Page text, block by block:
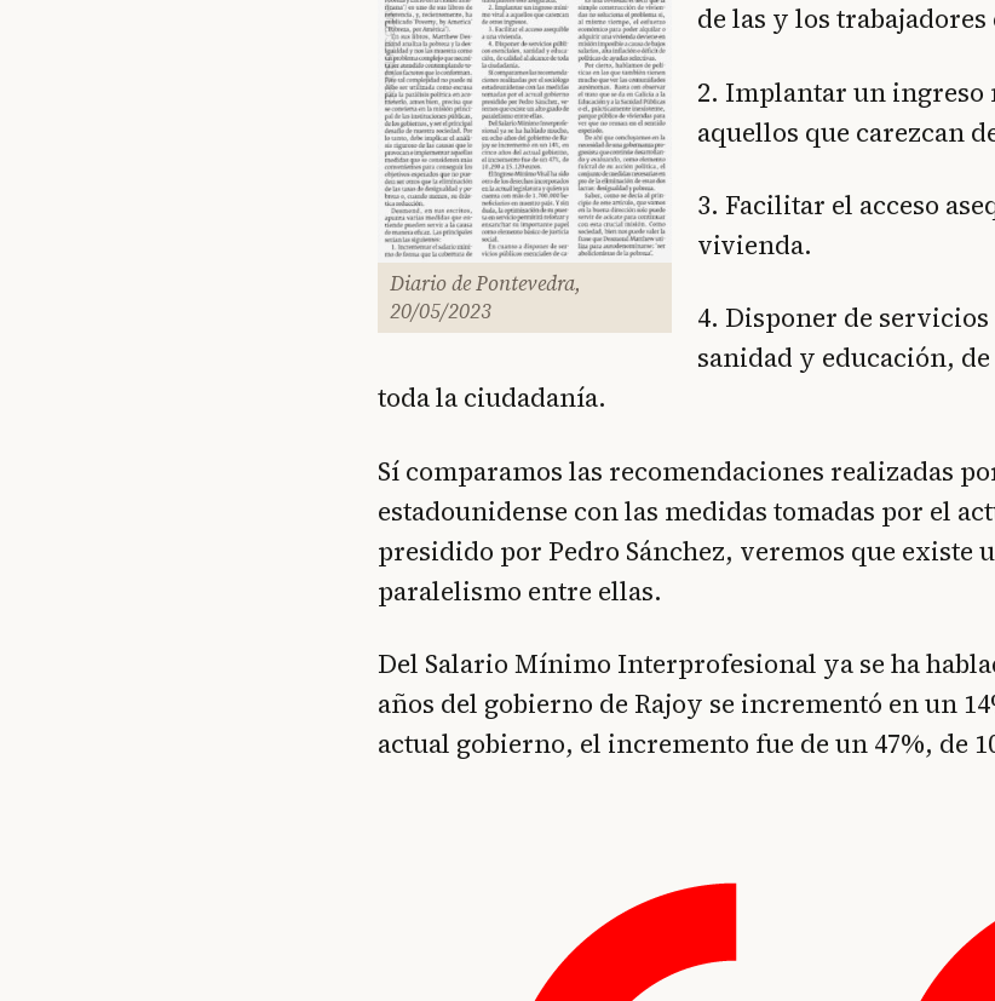
Diario de Pontevedra,
20/05/2023
de las y los trabajadores
2. Implantar un
aquellos que carezcan
3. Facilitar el acceso
vivienda.
4. Disponer de
sanidad y educación,
toda la ciudadanía.
Sí comparamos las recomendaciones realizadas
estadounidense con las medidas tomadas por el
presidido por Pedro Sánchez, veremos que existe
paralelismo entre ellas.
Del Salario Mínimo Interprofesional ya se ha
años del gobierno de Rajoy se incrementó en un
actual gobierno, el incremento fue de un 47%, de